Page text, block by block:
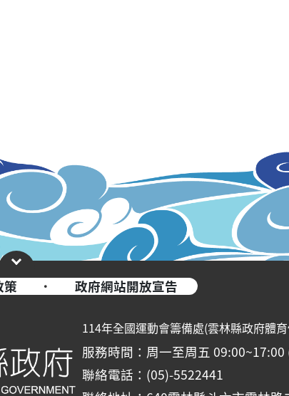
策 ·
政府網站開放宣告
114年全國運動會籌備處(雲林縣政府體
服務時間：周一至周五
聯絡電話：(05)-5522441